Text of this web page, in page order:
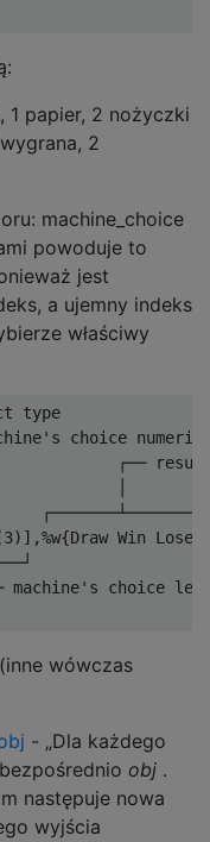
1 papier, 2 nożyczki
2
machine_choice
powoduje to
jest
a ujemny indeks
właściwy
type
choice numeric
┌── result
│
3)],%w{Draw Win Lose
choice
wówczas
- „Dla każdego
obj .
następuje nowa
wyjścia